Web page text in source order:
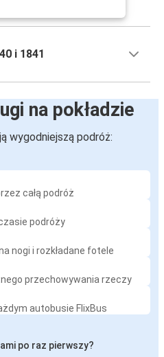
i 1841
na pokładzie
wygodniejszą podróż:
całą podróż
podróży
nogi i rozkładane fotele
przechowywania rzeczy
autobusie FlixBus
po raz pierwszy?